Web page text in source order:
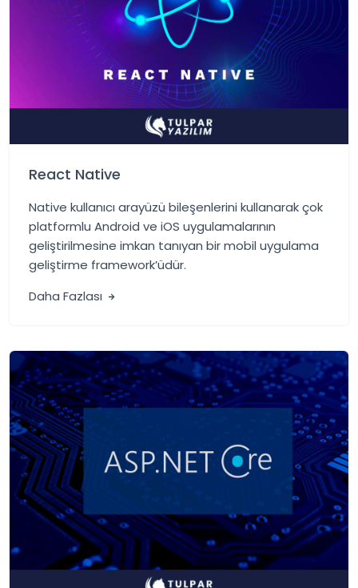
React Native
Native kullanıcı arayüzü bileşenlerini kullanarak çok
platformlu Android ve iOS uygulamalarının
geliştirilmesine imkan tanıyan bir mobil uygulama
geliştirme framework’üdür.
Daha Fazlası